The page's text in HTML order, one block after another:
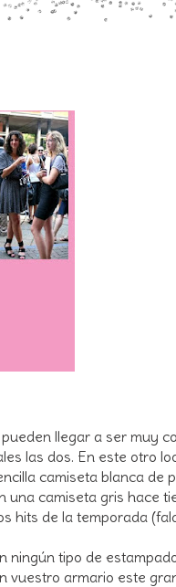
llegar a ser muy
las dos. En este otro
camiseta blanca de
una camiseta gris hace
hits de la temporada
ningún tipo de
vuestro armario este